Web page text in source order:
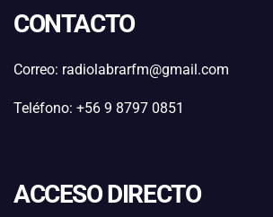
CONTACTO
Correo: radiolabrarfm@gmail.com
Teléfono: +56 9 8797 0851
ACCESO DIRECTO